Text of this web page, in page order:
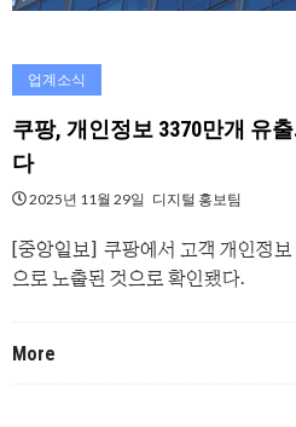
업계소식
쿠팡, 개인정보 3370만개 유
다
2025년 11월 29일 디지털 홍보팀
[중앙일보] 쿠팡에서 고객 개인정
으로 노출된 것으로 확인됐다.
More